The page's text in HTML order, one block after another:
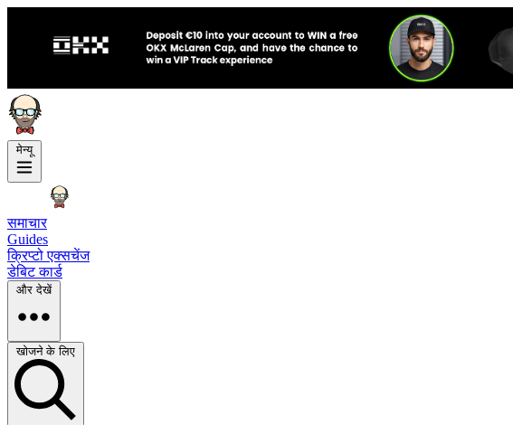
मेन्यू
समाचार
Guides
क्रिप्टो एक्सचेंज
डेबिट कार्ड
और देखें
खोजने के लिए